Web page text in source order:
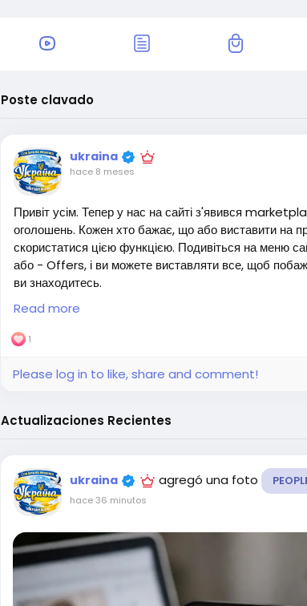
Poste clavado
ukraina
hace 8 meses
Привіт усім. Тепер у нас на сайті з'явився
оголошень. Кожен хто бажає, що або виставити на
скористатися цією функцією. Подивіться на меню
або - Offers, і ви можете виставляти все, щоб
ви знаходитесь.
Ласкаво просимо і це безкоштовно функція. Гарного
Read more
1
Please log in to like, share and comment!
Actualizaciones Recientes
ukraina agregó una foto
hace 36 minutos